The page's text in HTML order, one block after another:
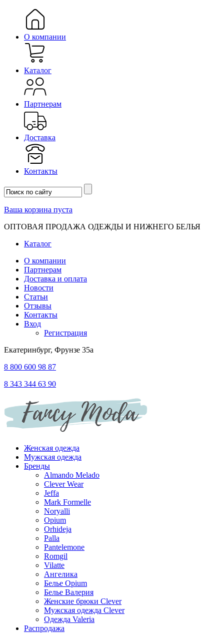
О компании
Каталог
Партнерам
Доставка
Контакты
Ваша корзина пуста
ОПТОВАЯ ПРОДАЖА ОДЕЖДЫ И НИЖНЕГО БЕЛЬЯ
Каталог
О компании
Партнерам
Доставка и оплата
Новости
Статьи
Отзывы
Контакты
Вход
Регистрация
Екатеринбург, Фрунзе 35а
8 800 600 98 87
8 343 344 63 90
Женская одежда
Мужская одежда
Бренды
Almando Melado
Clever Wear
Jeffa
Mark Formelle
Noryalli
Opium
Orhideja
Palla
Pantelemone
Romgil
Vilatte
Ангелика
Белье Opium
Белье Валерия
Женские брюки Clever
Мужская одежда Clever
Одежда Valeria
Распродажа